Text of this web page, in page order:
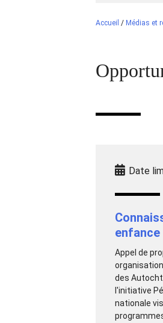
Accueil / Médias et
Date
enfance
Appel de
des
l'initiative
nationale